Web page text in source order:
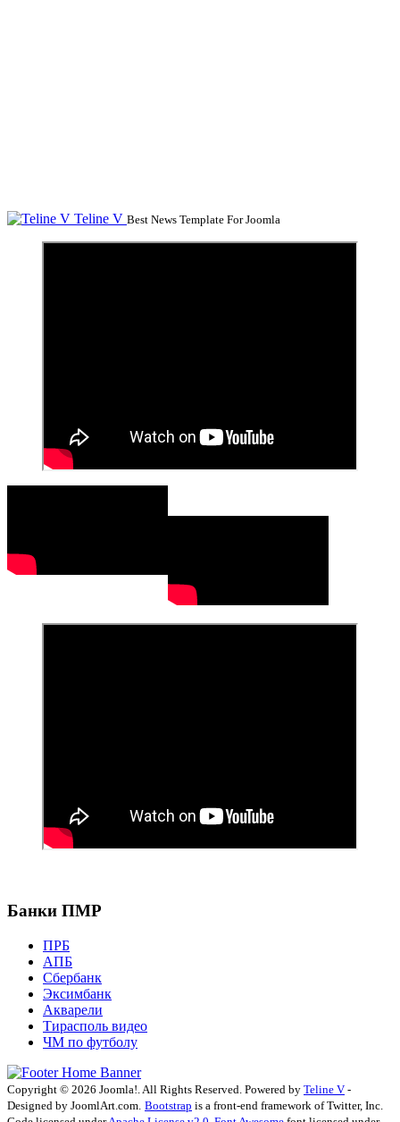
Teline V Best News Template For Joomla
Банки ПМР
ПРБ
АПБ
Сбербанк
Эксимбанк
Акварели
Тирасполь видео
ЧМ по футболу
Copyright © 2026 Joomla!. All Rights Reserved. Powered by Teline V -
Designed by JoomlArt.com. Bootstrap is a front-end framework of Twitter, Inc.